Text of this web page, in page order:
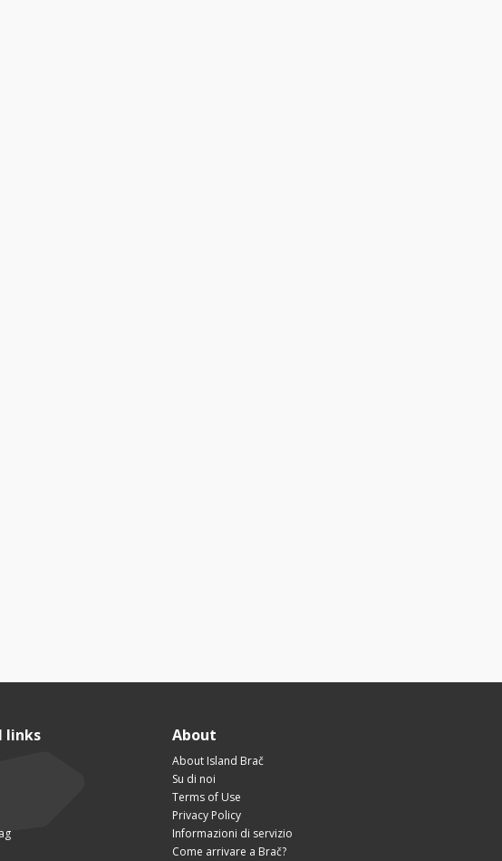
links About
About Island Brač
Su di noi
Terms of Use
Privacy Policy
Informazioni di servizio
Come arrivare a Brač?